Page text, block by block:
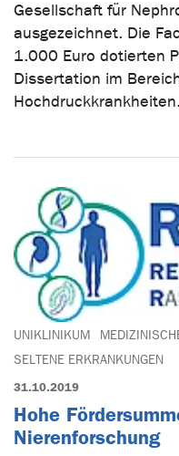
Gesellschaft für
ausgezeichnet. Die
1.000 Euro dotierten
Dissertation im
Hochdruckkrankheiten.
UNIKLINIKUM
SELTENE ERKRANKUNGEN
31.10.2019
Hohe
Nierenforschung